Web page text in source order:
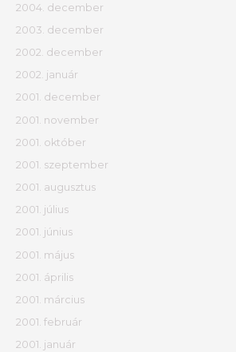
2004. december
2003. december
2002. december
2002. január
2001. december
2001. november
2001. október
2001. szeptember
2001. augusztus
2001. július
2001. június
2001. május
2001. április
2001. március
2001. február
2001. január